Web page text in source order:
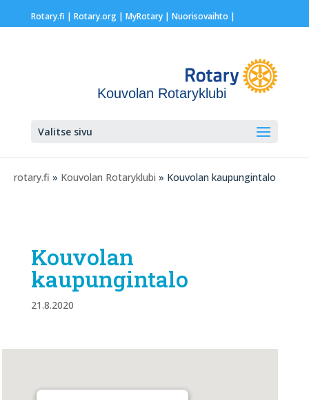
Rotary.fi | Rotary.org| MyRotary | Nuorisovaihto |
Kouvolan Rotaryklubi
Valitse sivu
rotary.fi » Kouvolan Rotaryklubi » Kouvolan kaupungintalo
Kouvolan
kaupungintalo
21.8.2020